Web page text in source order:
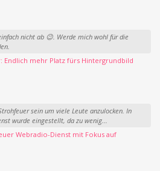
nicht ab 😉. Werde mich wohl für die
Endlich mehr Platz fürs Hintergrundbild
sein um viele Leute anzulocken. In
wurde eingestellt, da zu wenig...
Webradio-Dienst mit Fokus auf